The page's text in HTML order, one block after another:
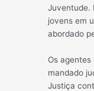
Juventude.
jovens em
abordado
Os
mandado
Justiça